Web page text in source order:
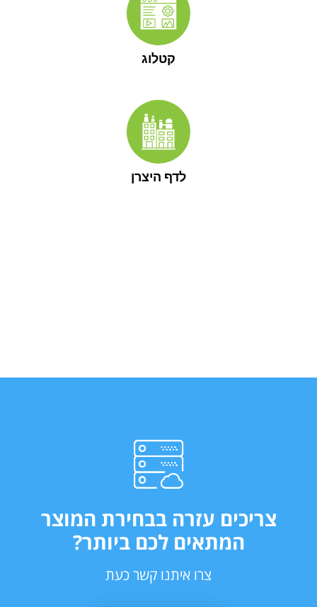
קטלוג
לדף היצרן
צריכים עזרה בבחירת המוצר
המתאים לכם ביותר?
צרו איתנו קשר כעת